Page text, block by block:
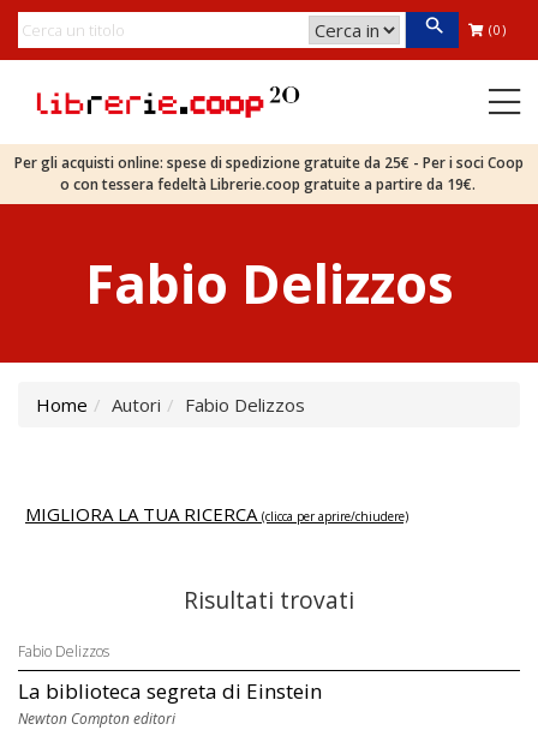
(0)
Per gli acquisti online: spese di spedizione gratuite da 25€ - Per i soci Coop
o con tessera fedeltà Librerie.coop gratuite a partire da 19€.
Fabio Delizzos
Home Autori Fabio Delizzos
MIGLIORA LA TUA RICERCA (clicca per aprire/chiudere)
Risultati trovati
Fabio Delizzos
La biblioteca segreta di Einstein
Newton Compton editori